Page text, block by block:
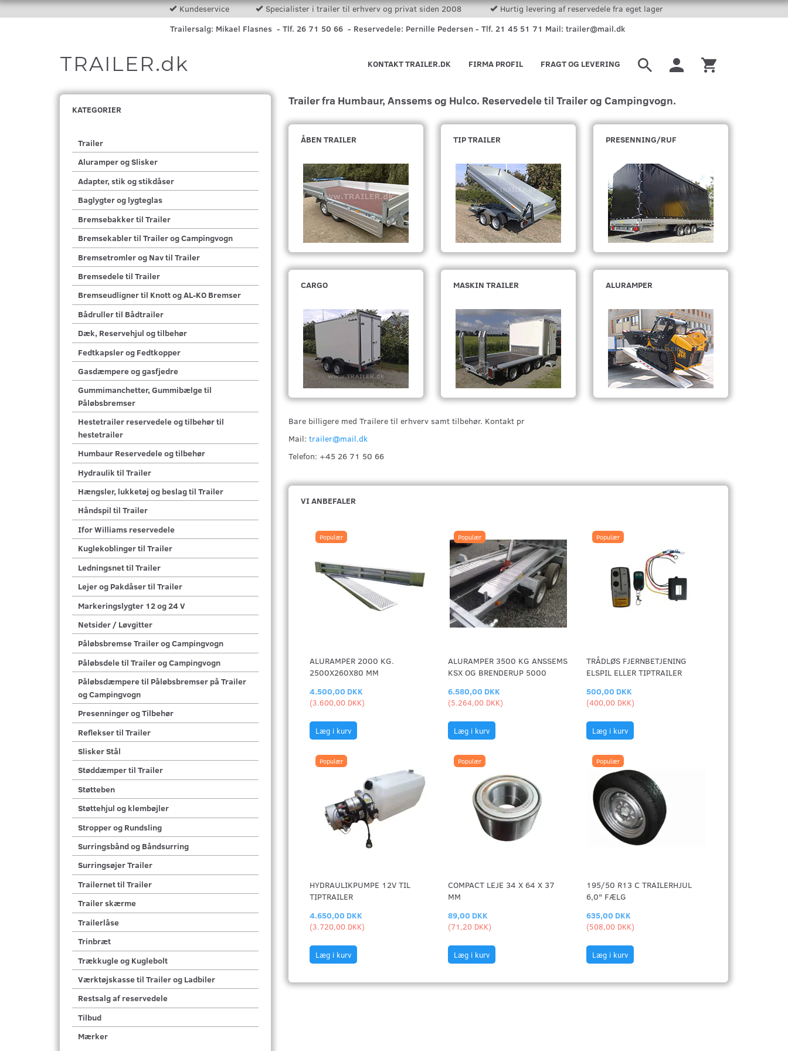
Kundeservice Specialister i trailer til erhverv og privat siden 2008
Hurtig levering af reservedele fra eget lager
Trailersalg: Mikael Flasnes - Tlf. 26 71 50 66 - Reservedele: Pernille Pedersen - Tlf. 21 45 51 71 Mail: trailer@mail.dk
TRAILER.dk FRAGT OG LEVERING
FIRMA PROFIL
KONTAKT TRAILER.DK
KATEGORIER
Trailer
Aluramper og Slisker
Adapter, stik og stikdåser
Baglygter og lygteglas
Bremsebakker til Trailer
Bremsekabler til Trailer og Campingvogn
Bremsetromler og Nav til Trailer
Bremsedele til Trailer
Bremseudligner til Knott og AL-KO Bremser
Bådruller til Bådtrailer
Dæk, Reservehjul og tilbehør
Fedtkapsler og Fedtkopper
Gasdæmpere og gasfjedre
Gummimanchetter, Gummibælge til
Påløbsbremser
Hestetrailer reservedele og tilbehør til
hestetrailer
Humbaur Reservedele og tilbehør
Hydraulik til Trailer
Hængsler, lukketøj og beslag til Trailer
Håndspil til Trailer
Ifor Williams reservedele
Kuglekoblinger til Trailer
Ledningsnet til Trailer
Lejer og Pakdåser til Trailer
Markeringslygter 12 og 24 V
Netsider / Løvgitter
Påløbsbremse Trailer og Campingvogn
Påløbsdele til Trailer og Campingvogn
Påløbsdæmpere til Påløbsbremser på Trailer
og Campingvogn
Presenninger og Tilbehør
Reflekser til Trailer
Slisker Stål
Støddæmper til Trailer
Støtteben
Støttehjul og klembøjler
Stropper og Rundsling
Surringsbånd og Båndsurring
Surringsøjer Trailer
Trailernet til Trailer
Trailer skærme
Trailerlåse
Trinbræt
Trækkugle og Kuglebolt
Værktøjskasse til Trailer og Ladbiler
Restsalg af reservedele
Tilbud
Mærker
Trailer fra Humbaur, Anssems og Hulco. Reservedele til Trailer og Campingvogn.
ÅBEN TRAILER TIP TRAILER PRESENNING/RUF
CARGO MASKIN TRAILER ALURAMPER
Bare billigere med Trailere til erhverv samt tilbehør. Kontakt pr
Mail: trailer@mail.dk
Telefon: +45 26 71 50 66
VI ANBEFALER
Populær
ALURAMPER 2000 KG.
2500X260X80 MM
4.500,00 DKK
(3.600,00 DKK)
Læg i kurv
Populær
ALURAMPER 3500 KG ANSSEMS
KSX OG BRENDERUP 5000
6.580,00 DKK
(5.264,00 DKK)
Læg i kurv
Populær
TRÅDLØS FJERNBETJENING
ELSPIL ELLER TIPTRAILER
500,00 DKK
(400,00 DKK)
Læg i kurv
Populær
HYDRAULIKPUMPE 12V TIL
TIPTRAILER
4.650,00 DKK
(3.720,00 DKK)
Læg i kurv
Populær
COMPACT LEJE 34 X 64 X 37
MM
89,00 DKK
(71,20 DKK)
Læg i kurv
Populær
195/50 R13 C TRAILERHJUL
6,0" FÆLG
635,00 DKK
(508,00 DKK)
Læg i kurv